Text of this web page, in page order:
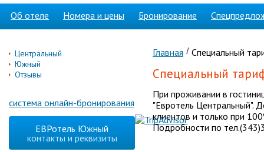
Об отеле Номера и цены Бронирование
Центральный
Южный
Отзывы
система онлайн-бронирования
ЕВРотель Южный
контакты и реквизиты
Главная Специальный
Специальный
При проживании в
"Евротель Центральный".
клиентов и только при
Подробности по